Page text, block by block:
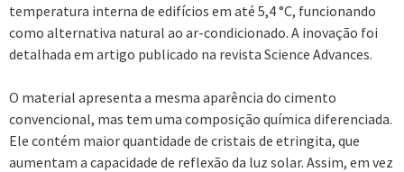
temperatura interna de edifícios em até 5,4 °C, funcionando
como alternativa natural ao ar-condicionado. A inovação foi
detalhada em artigo publicado na revista Science Advances.
O material apresenta a mesma aparência do cimento
convencional, mas tem uma composição química diferenciada.
Ele contém maior quantidade de cristais de etringita, que
aumentam a capacidade de reflexão da luz solar. Assim, em vez